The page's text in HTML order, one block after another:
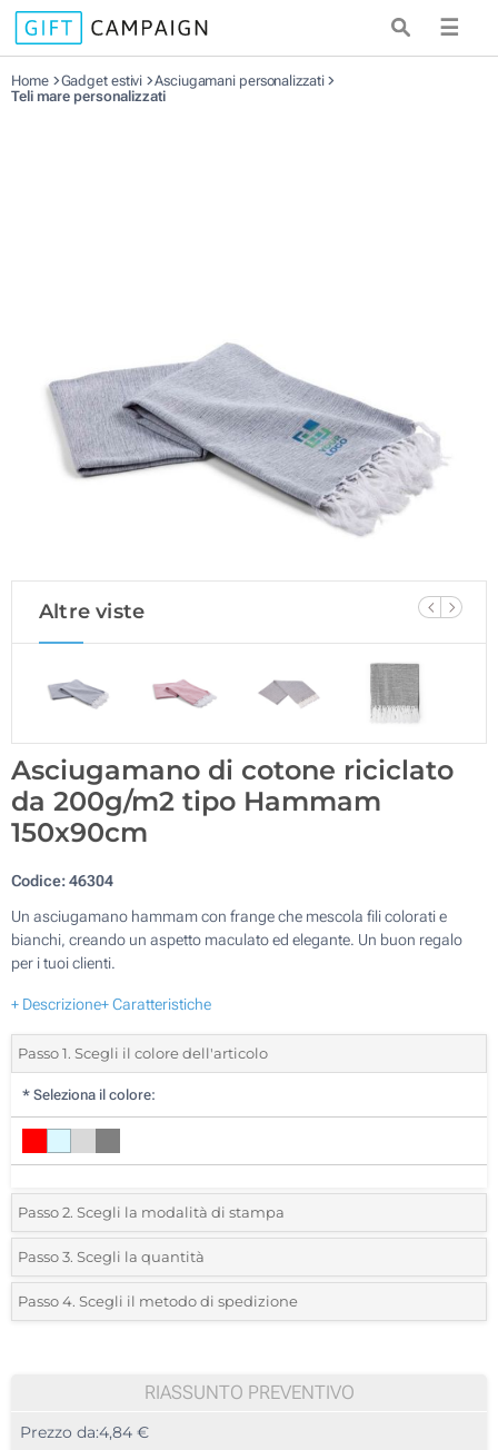
☰
Home Gadget estivi
Asciugamani personalizzati
Teli mare personalizzati
Altre viste
Asciugamano di cotone riciclato
da 200g/m2 tipo Hammam
150x90cm
Codice:46304
Un asciugamano hammam con frange che mescola fili colorati e
bianchi, creando un aspetto maculato ed elegante. Un buon regalo
per i tuoi clienti.
+ Descrizione+ Caratteristiche
Passo 1. Scegli il colore dell'articolo
* Seleziona il colore:
Passo 2. Scegli la modalità di stampa
*Seleziona la posizione di stampa e il colore del vostro logo:
Transfer digitale full color (Su un lato)
Passo 3. Scegli la quantità
*Quantità desiderata:
10
Passo 4. Scegli il metodo di spedizione
RIASSUNTO PREVENTIVO
Prezzo da:4,84 €